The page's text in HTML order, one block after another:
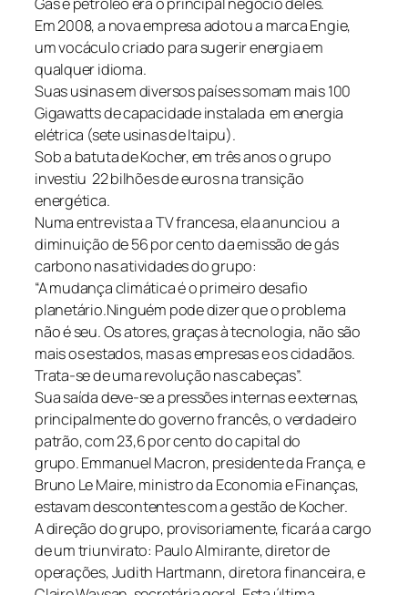
Em 2008, a nova empresa adotou a marca Engie,
um vocáculo criado para sugerir energia em
qualquer idioma.
Suas usinas em diversos países somam mais 100
Gigawatts de capacidade instalada em energia
elétrica (sete usinas de Itaipu).
Sob a batuta de Kocher, em três anos o grupo
investiu 22 bilhões de euros na transição
energética.
Numa entrevista a TV francesa, ela anunciou a
diminuição de 56 por cento da emissão de gás
carbono nas atividades do grupo:
“A mudança climática é o primeiro desafio
planetário.Ninguém pode dizer que o problema
não é seu. Os atores, graças à tecnologia, não são
mais os estados, mas as empresas e os cidadãos.
Trata-se de uma revolução nas cabeças”.
Sua saída deve-se a pressões internas e externas,
principalmente do governo francês, o verdadeiro
patrão, com 23,6 por cento do capital do
grupo. Emmanuel Macron, presidente da França, e
Bruno Le Maire, ministro da Economia e Finanças,
estavam descontentes com a gestão de Kocher.
A direção do grupo, provisoriamente, ficará a cargo
de um triunvirato: Paulo Almirante, diretor de
operações, Judith Hartmann, diretora financeira, e